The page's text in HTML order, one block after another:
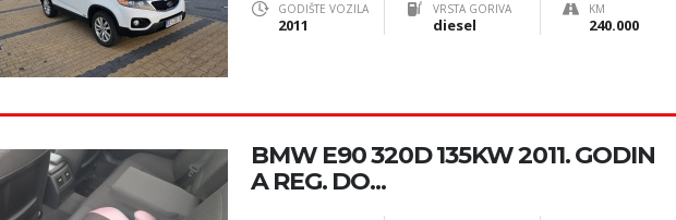
GODIŠTE VOZILA
2011
VRSTA GORIVA
diesel
KM
240.000
BMW E90 320D 135KW 2011. GODIN
A REG. DO...